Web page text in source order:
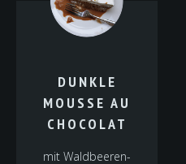
DUNKLE
MOUSSE AU
CHOCOLAT
mit Waldbeeren-